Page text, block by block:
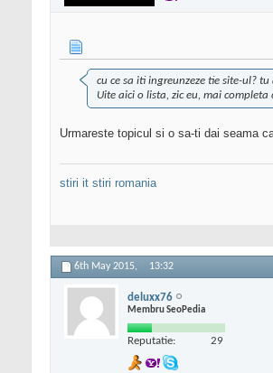
cu ce sa iti ingreunzeze tie site-ul?
Uite aici o lista, zic eu, mai
Urmareste topicul si o sa-ti dai seama
stiri it stiri romania
6th May 2015, 13:32
deluxx76
Membru SeoPedia
Reputatie: 29